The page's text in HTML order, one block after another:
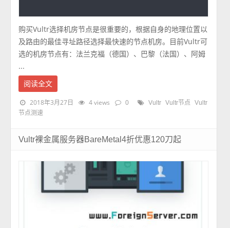
购买Vultr选择机房节点是很重要的，根据自身的地理位置以
及路由的最佳寻址路径选择最快速的节点机房。目前Vultr可
选的机房节点有：法兰克福（德国）、巴黎（法国）、阿姆
...
阅读全文
2018年3月27日 4 views 0 Vultr Vultr节点
Vultr
节点测速
Vultr裸金属服务器BareMetal4折优惠120刀起